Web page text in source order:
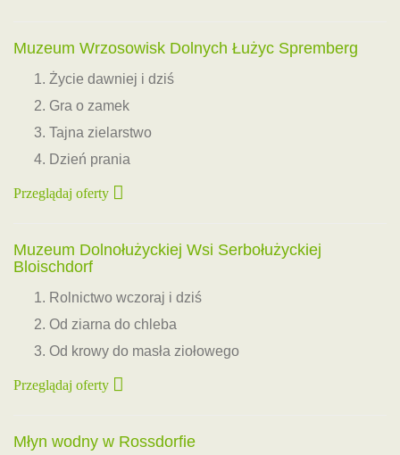
Muzeum Wrzosowisk Dolnych Łużyc Spremberg
Życie dawniej i dziś
Gra o zamek
Tajna zielarstwo
Dzień prania
Przeglądaj oferty
Muzeum Dolnołużyckiej Wsi Serbołużyckiej
Bloischdorf
Rolnictwo wczoraj i dziś
Od ziarna do chleba
Od krowy do masła ziołowego
Przeglądaj oferty
Młyn wodny w Rossdorfie